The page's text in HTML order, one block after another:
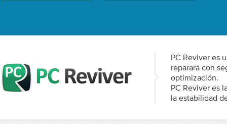
PC Reviver es
reparará con
optimización.
PC Reviver es
la estabilidad